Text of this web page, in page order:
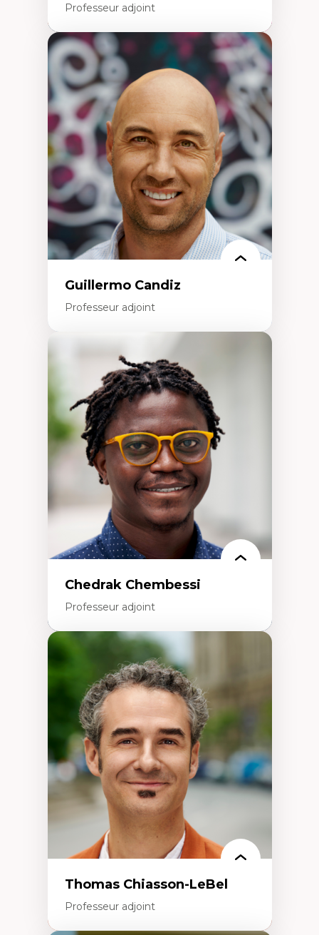
Professeur adjoint
Expertises
Didactique des sciences – processus
d’enquête et culture scientifique
Éducation en milieu minoritaire –
construction identitaire et conscience
critique
Technologies éducatives – ludification et
programmation pédagogique
La langue dans toutes les matières –
environnement discursif et langage
scientifique
Guillermo Candiz
Professeur adjoint
Expertises
Trajectoires migratoires
Migrations forcées
Études des frontières; Enjeux géopolitiques
des migrations
Politiques migratoires
Réfugiés
Demandeurs d’asile
Migrations irrégulières
Migrations temporaires
Migration et changement climatique
Migration et développement
Chedrak Chembessi
Professeur adjoint
Économie circulaire
Modèles d’affaires durables
Histoire des faits économiques
Gestion durable des ressources naturelles
Écologie industrielle
Aménagement durable du territoire
Développement régional
Coopératives
Télétravail en milieu rural francophone
Transition socio-écologique
Thomas Chiasson-LeBel
Professeur adjoint